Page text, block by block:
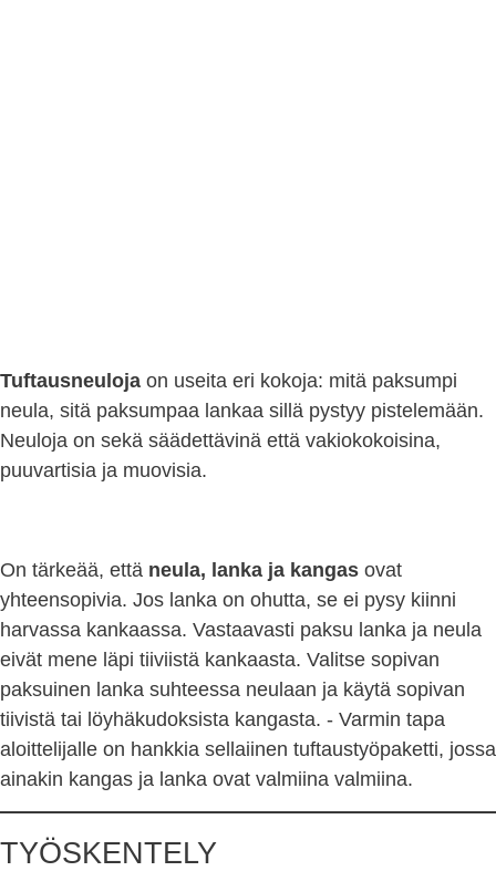
Tuftausneuloja on useita eri kokoja: mitä paksumpi
neula, sitä paksumpaa lankaa sillä pystyy pistelemään.
Neuloja on sekä säädettävinä että vakiokokoisina,
puuvartisia ja muovisia.
On tärkeää, että neula, lanka ja kangas ovat
yhteensopivia. Jos lanka on ohutta, se ei pysy kiinni
harvassa kankaassa. Vastaavasti paksu lanka ja neula
eivät mene läpi tiiviistä kankaasta. Valitse sopivan
paksuinen lanka suhteessa neulaan ja käytä sopivan
tiivistä tai löyhäkudoksista kangasta. - Varmin tapa
aloittelijalle on hankkia sellaiinen tuftaustyöpaketti, jossa
ainakin kangas ja lanka ovat valmiina valmiina.
TYÖSKENTELY